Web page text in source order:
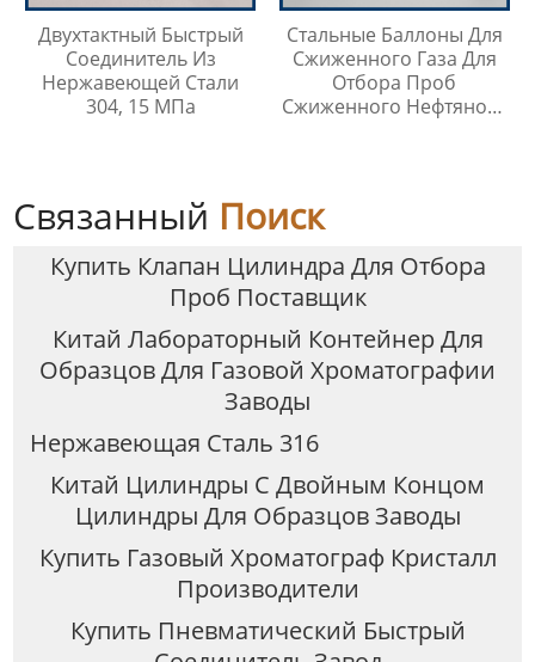
Двухтактный Быстрый
Соединитель Из
Нержавеющей Стали
304, 15 МПа
Стальные Баллоны Для
Сжиженного Газа Для
Отбора Проб
Сжиженного Нефтяного
Связанный Поиск
Купить Клапан Цилиндра Для Отбора
Проб Поставщик
Китай Лабораторный Контейнер Для
Образцов Для Газовой Хроматографии
Заводы
Нержавеющая Сталь 316
Китай Цилиндры С Двойным Концом
Цилиндры Для Образцов Заводы
Купить Газовый Хроматограф Кристалл
Производители
Купить Пневматический Быстрый